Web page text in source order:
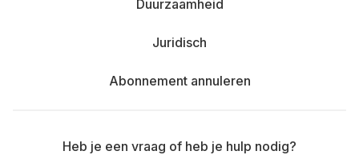
Duurzaamheid
Juridisch
Abonnement annuleren
Heb je een vraag of heb je hulp nodig?